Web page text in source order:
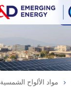
مواد الألواح الشمسية